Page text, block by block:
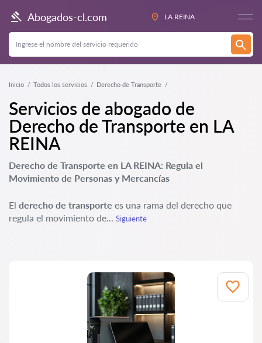
Abogados-cl.com LA REINA
Inicio Todos los servicios Derecho de Transporte
Servicios de abogado de
Derecho de Transporte en LA
REINA
Derecho de Transporte en LA REINA: Regula el
Movimiento de Personas y Mercancías
El derecho de transporte es una rama del derecho que
regula el movimiento de... Siguiente